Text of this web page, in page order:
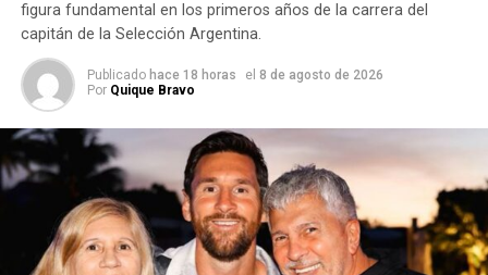
interpretación. En numerología se lo relaciona con el
poder personal, el equilibrio, la organización, el
liderazgo y la prosperidad material.
Además, su forma recuerda al símbolo del infinito, por lo
que también se lo vincula con los ciclos, la continuidad y el
figura fundamental en los primeros años de la carrera del
capitán de la Selección Argentina.
Publicado hace 18 horas el 8 de agosto de 2026
Por Quique Bravo